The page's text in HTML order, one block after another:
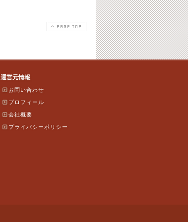
PAGE TOP
運営元情報
お問い合わせ
プロフィール
会社概要
プライバシーポリシー